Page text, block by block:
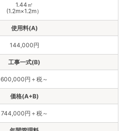
1.44㎡
(1.2m×1.2m）
144,000円
600,000円＋税～
744,000円＋税～